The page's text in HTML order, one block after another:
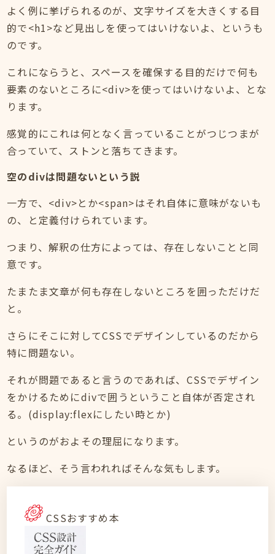
よく例に挙げられるのが、文字サイズを大きくする目
的で<h1>など見出しを使ってはいけないよ、というも
のです。
これにならうと、スペースを確保する目的だけで何も
要素のないところに<div>を使ってはいけないよ、とな
ります。
感覚的にこれは何となく言っていることがつじつまが
合っていて、ストンと落ちてきます。
空のdivは問題ないという説
一方で、<div>とか<span>はそれ自体に意味がないも
の、と定義付けられています。
つまり、解釈の仕方によっては、存在しないことと同
意です。
たまたま文章が何も存在しないところを囲っただけだ
と。
さらにそこに対してCSSでデザインしているのだから
特に問題ない。
それが問題であると言うのであれば、CSSでデザイン
をかけるためにdivで囲うということ自体が否定され
る。(display:flexにしたい時とか)
というのがおよその理屈になります。
なるほど、そう言われればそんな気もします。
CSSおすすめ本